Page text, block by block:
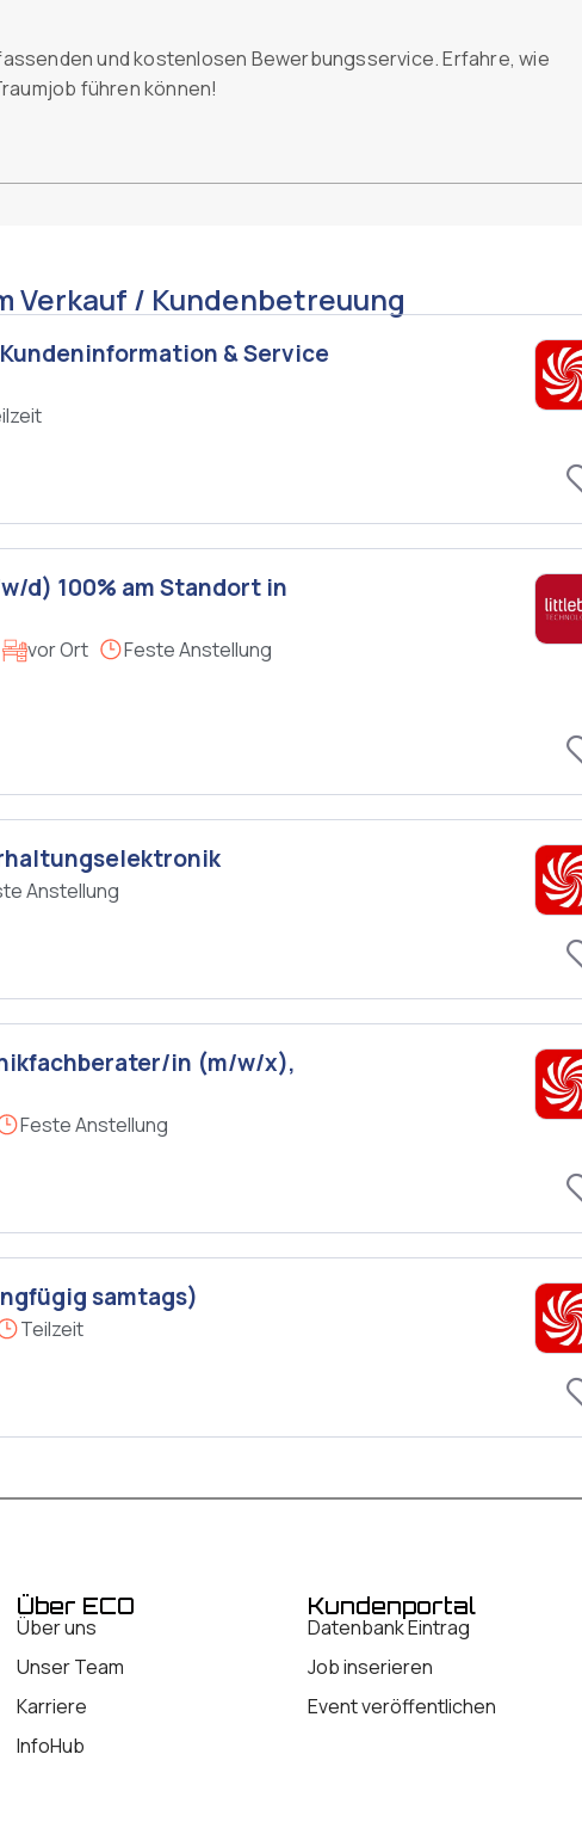
und kostenlosen Bewerbungsservice. Erfahre, wie
führen können!
Verkauf / Kundenbetreuung
& Service
d) 100% am Standort in
vor Ort Feste Anstellung
Anstellung
in (m/w/x),
Feste Anstellung
samtags)
Teilzeit
Über ECO
Über uns
Unser Team
Karriere
InfoHub
Kundenportal
Datenbank Eintrag
Job inserieren
Event veröffentlichen